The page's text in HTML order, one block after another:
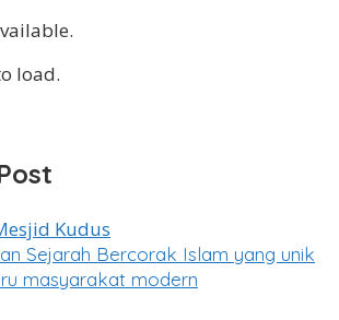
load.
Sejarah Bercorak Islam yang unik
masyarakat modern